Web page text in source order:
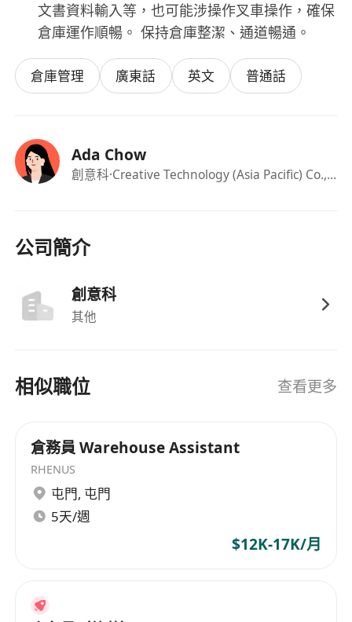
文書資料輸入等，也可能涉操作叉車操作，確保
倉庫運作順暢。 保持倉庫整潔、通道暢通。
倉庫管理 廣東話 英文 普通話
Ada Chow
創意科·Creative Technology (Asia Pacific) Co., Ltd
公司簡介
創意科
其他
相似職位 查看更多
倉務員 Warehouse Assistant
RHENUS
屯門, 屯門
5天/週
$12K-17K/月